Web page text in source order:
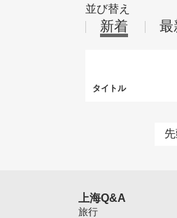
並び替え
新着 最
タイトル
上海Q&A
旅行